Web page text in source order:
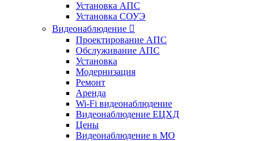
Установка АПС
Установка СОУЭ
Видеонаблюдение 
Проектирование АПС
Обслуживание АПС
Установка
Модернизация
Ремонт
Аренда
Wi-Fi видеонаблюдение
Видеонаблюдение ЕЦХД
Цены
Видеонаблюдение в МО